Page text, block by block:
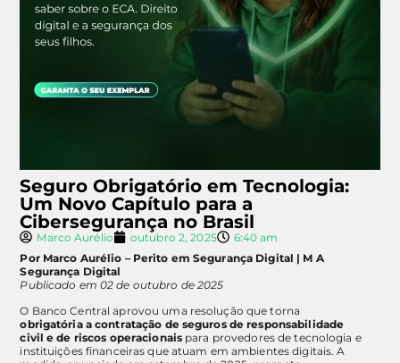
Seguro Obrigatório em Tecnologia:
Um Novo Capítulo para a
Cibersegurança no Brasil
Marco Aurélio outubro 2, 2025
6:40 am
Por Marco Aurélio – Perito em Segurança Digital | M A
Segurança Digital
Publicado em 02 de outubro de 2025
O Banco Central aprovou uma resolução que torna
obrigatória a contratação de seguros de responsabilidade
civil e de riscos operacionais para provedores de tecnologia e
instituições financeiras que atuam em ambientes digitais. A